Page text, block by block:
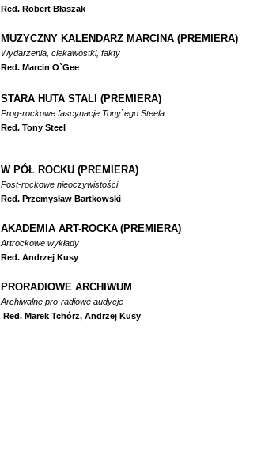
Red. Robert Błaszak
MUZYCZNY KALENDARZ MARCINA (PREMIERA)
Wydarzenia, ciekawostki, fakty
Red. Marcin O`Gee
STARA HUTA STALI (PREMIERA)
Prog-rockowe fascynacje Tony`ego Steela
Red. Tony Steel
W PÓŁ ROCKU (PREMIERA)
Post-rockowe nieoczywistości
Red. Przemysław Bartkowski
AKADEMIA ART-ROCKA (PREMIERA)
Artrockowe wykłady
Red. Andrzej Kusy
PRORADIOWE ARCHIWUM
Archiwalne pro-radiowe audycje
Red. Marek Tchórz, Andrzej Kusy